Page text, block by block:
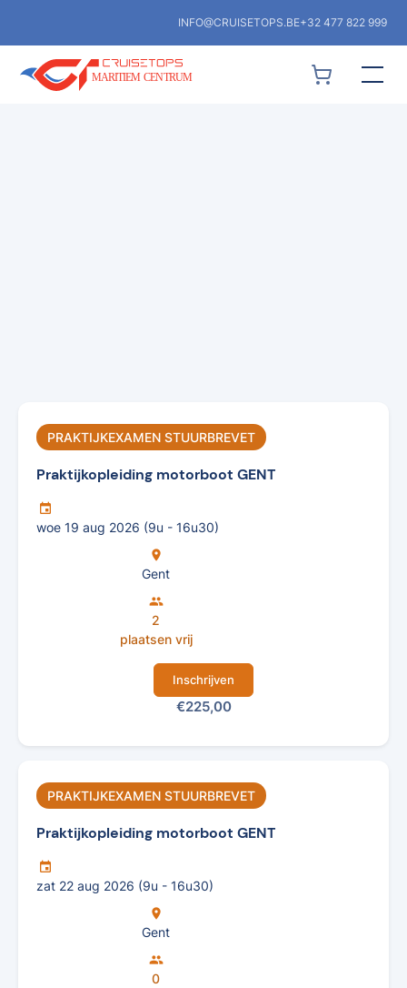
INFO@CRUISETOPS.BE+32 477 822 999
PRAKTIJKEXAMEN STUURBREVET
Praktijkopleiding motorboot GENT
insert_invitation
woe 19 aug 2026 (9u - 16u30)
location_on
Gent
group
2
plaatsen vrij
€225,00
Inschrijven
PRAKTIJKEXAMEN STUURBREVET
Praktijkopleiding motorboot GENT
insert_invitation
zat 22 aug 2026 (9u - 16u30)
location_on
Gent
group
0